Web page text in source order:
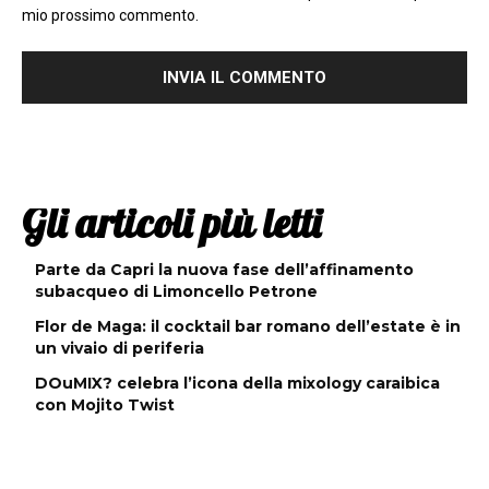
mio prossimo commento.
Gli articoli più letti
Parte da Capri la nuova fase dell’affinamento
subacqueo di Limoncello Petrone
Flor de Maga: il cocktail bar romano dell’estate è in
un vivaio di periferia
DOuMIX? celebra l’icona della mixology caraibica
con Mojito Twist